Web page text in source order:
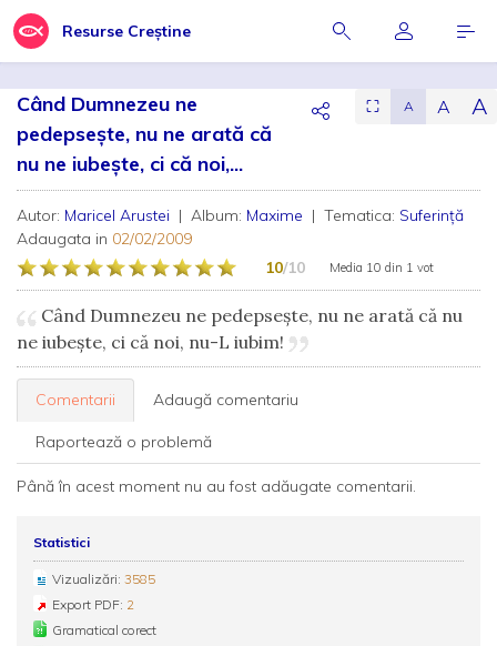
Resurse Creștine
Când Dumnezeu ne
pedepseşte, nu ne arată că
nu ne iubeşte, ci că noi,...
⛶ A A A
Autor: Maricel Arustei | Album: Maxime | Tematica: Suferință
Adaugata in 02/02/2009
10/10 Media 10 din 1 vot
Când Dumnezeu ne pedepseşte, nu ne arată că nu
ne iubeşte, ci că noi, nu-L iubim!
Comentarii Adaugă comentariu
Raportează o problemă
Până în acest moment nu au fost adăugate comentarii.
Statistici
Vizualizări: 3585
Export PDF: 2
Gramatical corect